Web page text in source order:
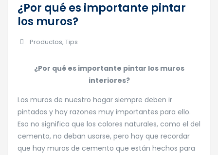
16
¿Por qué es importante pintar
los muros?
Productos,Tips
¿Por qué es importante pintar los muros
interiores?
Los muros de nuestro hogar siempre deben ir
pintados y hay razones muy importantes para ello.
Eso no significa que los colores naturales, como el del
cemento, no deban usarse, pero hay que recordar
que hay muros de cemento que están hechos para